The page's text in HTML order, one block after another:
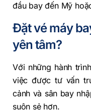
đầu bay đến Mỹ
Đặt vé máy
yên tâm?
Với những hành
việc được tư vấn
cảnh và sân bay
suôn sẻ hơn.